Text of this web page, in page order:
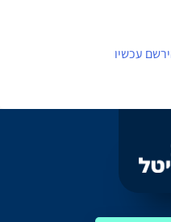
עכשיו